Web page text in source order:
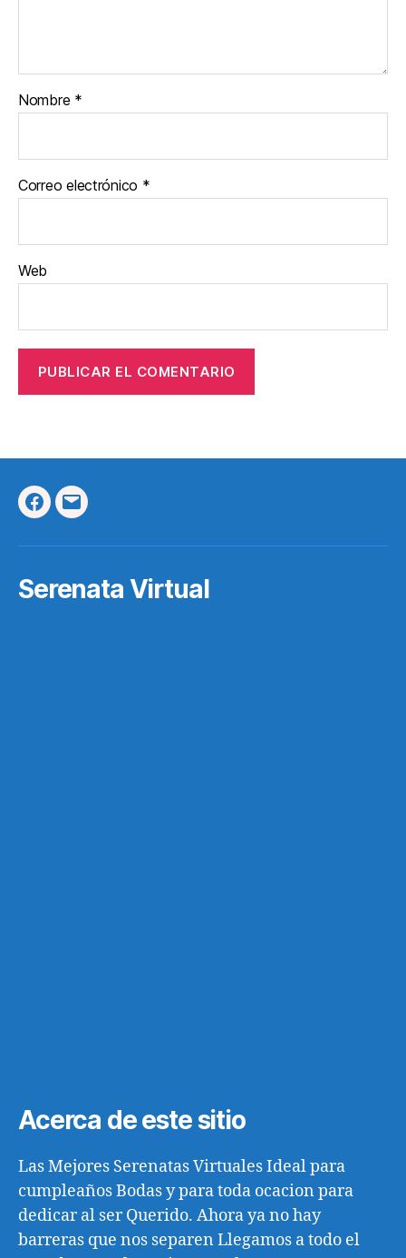
Nombre *
Correo electrónico *
Web
Facebook
Correo
Serenata Virtual
Acerca de este sitio
Las Mejores Serenatas Virtuales Ideal para
cumpleaños Bodas y para toda ocacion para
dedicar al ser Querido. Ahora ya no hay
barreras que nos separen Llegamos a todo el